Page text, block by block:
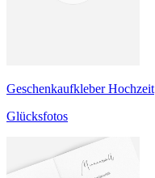
Geschenkaufkleber Hochzeit
Glücksfotos